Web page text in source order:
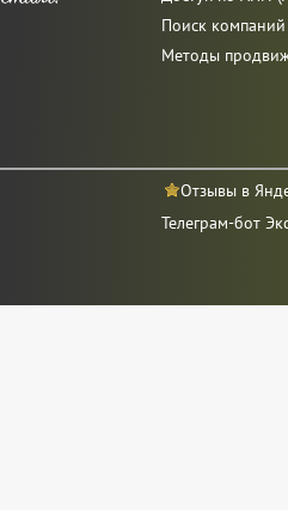
Поиск
Методы
Отзывы в
Телеграм-бот